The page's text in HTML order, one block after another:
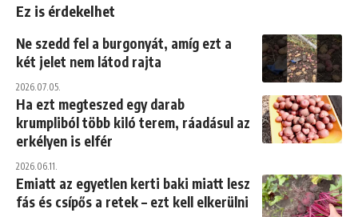
Ez is érdekelhet
Ne szedd fel a burgonyát, amíg ezt a
két jelet nem látod rajta
2026.07.05.
Ha ezt megteszed egy darab
krumpliból több kiló terem, ráadásul az
erkélyen is elfér
2026.06.11.
Emiatt az egyetlen kerti baki miatt lesz
fás és csípős a retek – ezt kell elkerülni